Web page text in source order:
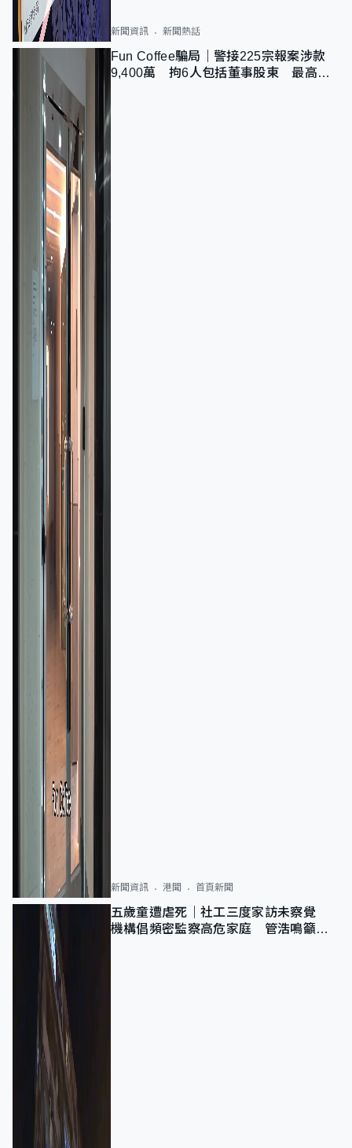
新聞資訊 新聞熱話
Fun Coffee騙局｜警接225宗報案涉款
9,400萬 拘6人包括董事股東 最高金
新聞資訊 港聞 首頁新聞
五歲童遭虐死｜社工三度家訪未察覺
機構倡頻密監察高危家庭 管浩鳴籲加